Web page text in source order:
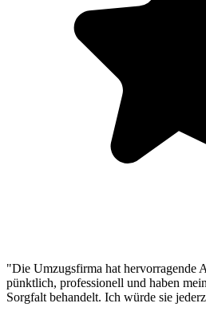
"Die Umzugsfirma hat hervorragende
pünktlich, professionell und haben
Sorgfalt behandelt. Ich würde sie